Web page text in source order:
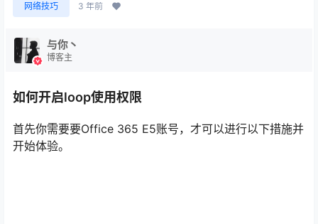
网络技巧 3 年前
与你丶
博客主
如何开启loop使用权限
首先你需要要Office 365 E5账号，才可以进行以下措施并
开始体验。